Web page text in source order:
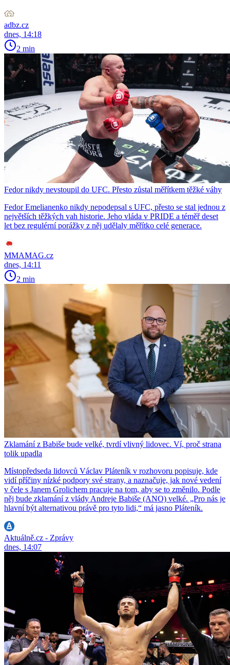
adbz.cz
dnes, 14:18
2 min
Fedor nikdy nevstoupil do UFC. Přesto zůstal měřítkem těžké váhy
Fedor Emelianenko nikdy nepodepsal s UFC, přesto se stal jednou z
největších těžkých vah historie. Jeho vláda v PRIDE a téměř deset
let bez regulérní porážky z něj udělaly měřítko celé generace.
MMAMAG.cz
dnes, 14:11
2 min
Zklamání z Babiše bude velké, tvrdí vlivný lidovec. Ví, proč strana
tolik upadla
Místopředseda lidovců Václav Pláteník v rozhovoru popisuje, kde
vidí příčiny nízké podpory své strany, a naznačuje, jak nové vedení
v čele s Janem Grolichem pracuje na tom, aby se to změnilo. Podle
něj bude zklamání z vlády Andreje Babiše (ANO) velké. „Pro nás je
hlavní být alternativou právě pro tyto lidi,“ má jasno Pláteník.
Aktuálně.cz - Zprávy
dnes, 14:07